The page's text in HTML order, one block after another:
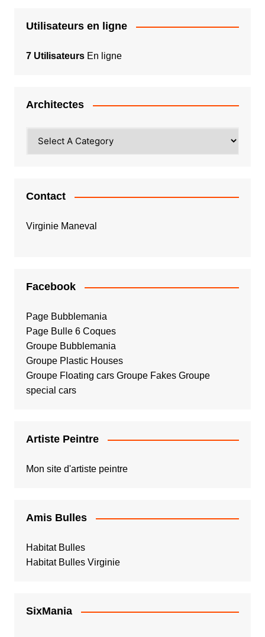
Utilisateurs en ligne
7 UtilisateursEn ligne
Architectes
Contact
Virginie Maneval
Facebook
Page Bubblemania
Page Bulle 6 Coques
Groupe Bubblemania
Groupe Plastic Houses
Groupe Floating cars Groupe Fakes Groupe
special cars
Artiste Peintre
Mon site d'artiste peintre
Amis Bulles
Habitat Bulles
Habitat Bulles Virginie
SixMania